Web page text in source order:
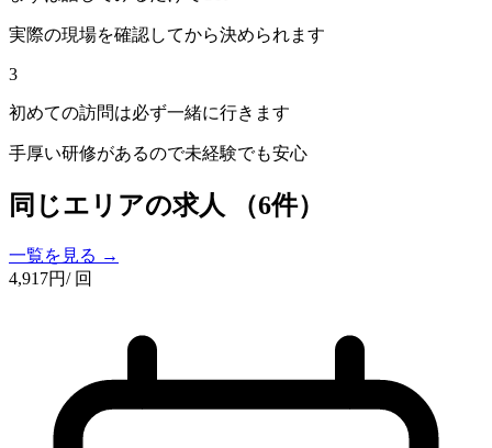
実際の現場を確認してから決められます
3
初めての訪問は必ず一緒に行きます
手厚い研修があるので未経験でも安心
同じエリアの求人 （6件）
一覧を見る →
4,917円/ 回